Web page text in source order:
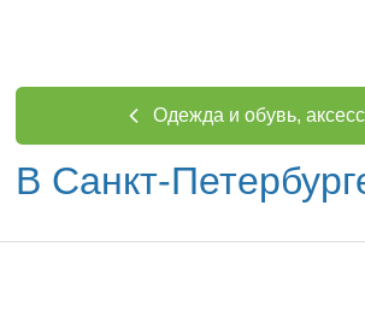
Одежда и обувь,
В Санкт-